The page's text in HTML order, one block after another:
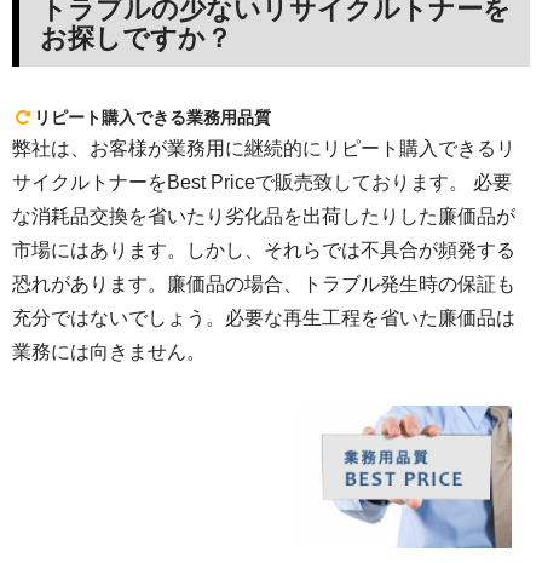
トラブルの少ないリサイクルトナーを
お探しですか？
リピート購入できる業務用品質
弊社は、お客様が業務用に継続的にリピート購入できるリ
サイクルトナーをBest Priceで販売致しております。 必要
な消耗品交換を省いたり劣化品を出荷したりした廉価品が
市場にはあります。しかし、それらでは不具合が頻発する
恐れがあります。廉価品の場合、トラブル発生時の保証も
充分ではないでしょう。必要な再生工程を省いた廉価品は
業務には向きません。